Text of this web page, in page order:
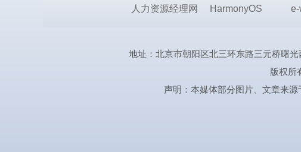
人力资源经理网 HarmonyOS e-
地址：北京市朝阳区北三环东路三元桥曙
版权所
声明：本媒体部分图片、文章来